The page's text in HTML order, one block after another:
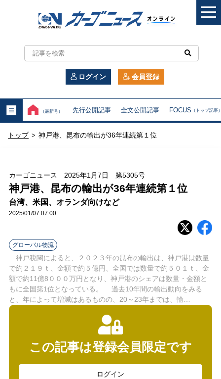
カ
ー
ニ
ュ
オ
ン
イ
ン
ログイン 会員登録
（最新号） 先行公開記事 全文公開記事 FOCUS （トップ記事
トップ > 神戸港、昆布の輸出が36年連続第１位
カーゴニュース 2025年1月7日 第5305号
神戸港、昆布の輸出が36年連続第１位
台湾、米国、オランダ向けなど
2025/01/07 07:00
グローバル物流
神戸税関によると、２０２３年の昆布の輸出は、神戸港は数量
で約２１９ｔ、金額で約５億円、全国では数量で約５０１ｔ、金
額で約11億8０００万円となり、神戸港のシェアは数量・金額と
もに全国第1位となっている。 過去10年間の輸出動向をみる
と、年によって増減はあるものの、20～23年までは、輸…
この記事は登録会員限定です
ログイン